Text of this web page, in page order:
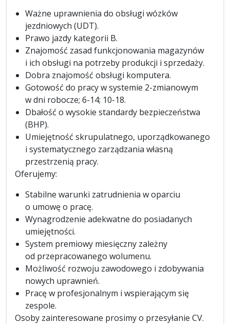
Ważne uprawnienia do obsługi wózków
jezdniowych (UDT).
Prawo jazdy kategorii B.
Znajomość zasad funkcjonowania magazynów
i ich obsługi na potrzeby produkcji i sprzedaży.
Dobra znajomość obsługi komputera.
Gotowość do pracy w systemie 2-zmianowym
w dni robocze; 6-14; 10-18.
Dbałość o wysokie standardy bezpieczeństwa
(BHP).
Umiejętność skrupulatnego, uporządkowanego
i systematycznego zarządzania własną
przestrzenią pracy.
Oferujemy:
Stabilne warunki zatrudnienia w oparciu
o umowę o pracę.
Wynagrodzenie adekwatne do posiadanych
umiejętności.
System premiowy miesięczny zależny
od przepracowanego wolumenu.
Możliwość rozwoju zawodowego i zdobywania
nowych uprawnień.
Pracę w profesjonalnym i wspierającym się
zespole.
Osoby zainteresowane prosimy o przesyłanie CV.